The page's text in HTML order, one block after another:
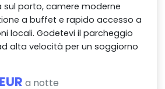
sul porto, camere moderne
a buffet e rapido accesso a
locali. Godetevi il parcheggio
alta velocità per un soggiorno
a notte